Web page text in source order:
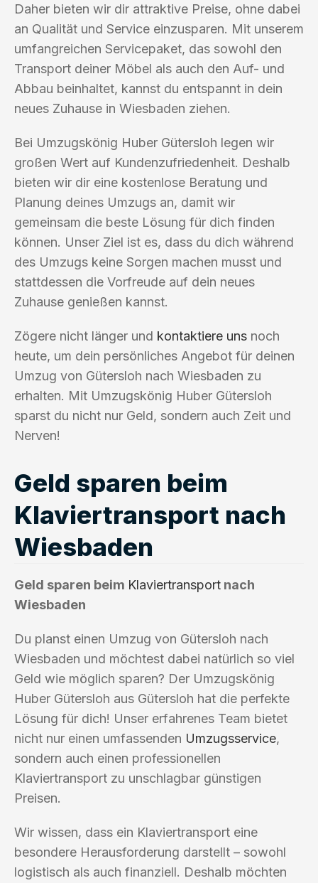
Daher bieten wir dir attraktive Preise, ohne dabei
an Qualität und Service einzusparen. Mit unserem
umfangreichen Servicepaket, das sowohl den
Transport deiner Möbel als auch den Auf- und
Abbau beinhaltet, kannst du entspannt in dein
neues Zuhause in Wiesbaden ziehen.
Bei Umzugskönig Huber Gütersloh legen wir
großen Wert auf Kundenzufriedenheit. Deshalb
bieten wir dir eine kostenlose Beratung und
Planung deines Umzugs an, damit wir
gemeinsam die beste Lösung für dich finden
können. Unser Ziel ist es, dass du dich während
des Umzugs keine Sorgen machen musst und
stattdessen die Vorfreude auf dein neues
Zuhause genießen kannst.
Zögere nicht länger und kontaktiere uns noch
heute, um dein persönliches Angebot für deinen
Umzug von Gütersloh nach Wiesbaden zu
erhalten. Mit Umzugskönig Huber Gütersloh
sparst du nicht nur Geld, sondern auch Zeit und
Nerven!
Geld sparen beim
Klaviertransport nach
Wiesbaden
Geld sparen beim Klaviertransport nach
Wiesbaden
Du planst einen Umzug von Gütersloh nach
Wiesbaden und möchtest dabei natürlich so viel
Geld wie möglich sparen? Der Umzugskönig
Huber Gütersloh aus Gütersloh hat die perfekte
Lösung für dich! Unser erfahrenes Team bietet
nicht nur einen umfassenden Umzugsservice,
sondern auch einen professionellen
Klaviertransport zu unschlagbar günstigen
Preisen.
Wir wissen, dass ein Klaviertransport eine
besondere Herausforderung darstellt – sowohl
logistisch als auch finanziell. Deshalb möchten